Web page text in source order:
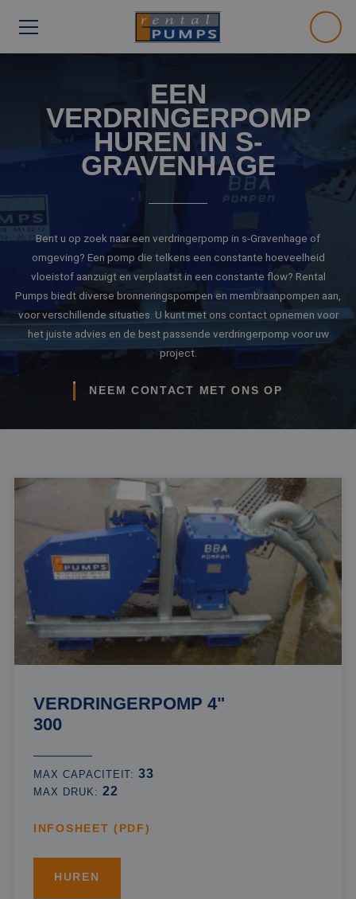
EEN
VERDRINGERPOMP
HUREN IN S-
GRAVENHAGE
Bent u op zoek naar een verdringerpomp in s-Gravenhage of
omgeving? Een pomp die telkens een constante hoeveelheid
vloeistof aanzuigt en verplaatst in een constante flow? Rental
Pumps biedt diverse bronneringspompen en membraanpompen aan,
voor verschillende situaties. U kunt met ons contact opnemen voor
het juiste advies en de best passende verdringerpomp voor uw
project.
NEEM CONTACT MET ONS OP
VERDRINGERPOMP 4"
300
MAX CAPACITEIT:33
MAX DRUK: 22
INFOSHEET (PDF)
HUREN